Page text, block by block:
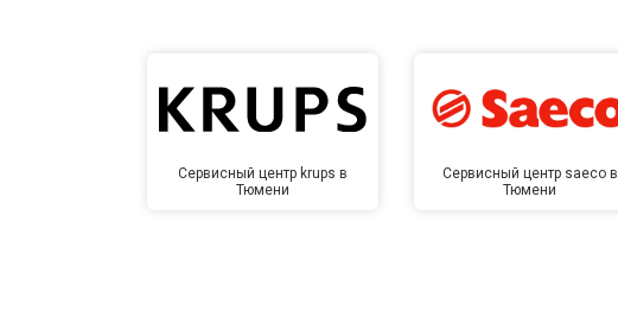
Сервисный центр krups в
Тюмени
Сервисный центр saeco в
Тюмени